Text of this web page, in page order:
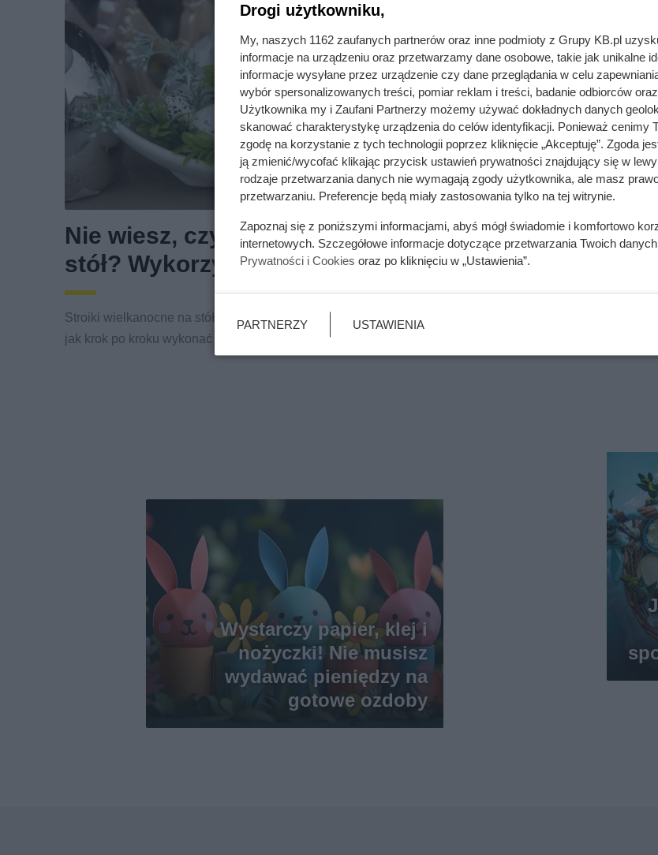
Nie wiesz, czym udekorować wielkanocny
stół? Wykorzystaj te pomysły!
Stroiki wielkanocne na stół – poznaj ciekawe pomysły, sprawdzone porady i dowiedz się,
jak krok po kroku wykonać własną dekorację świąteczną.
Szukasz
sprawdzone
na święta!
Wystarczy papier, klej i
nożyczki! Nie musisz
wydawać pieniędzy na
gotowe ozdoby
Drogi użytkowniku,
My, naszych 1162 zaufanych partnerów oraz inne podmioty z Grupy KB.pl
informacje na urządzeniu oraz przetwarzamy dane osobowe, takie jak unikalne
informacje wysyłane przez urządzenie czy dane przeglądania w celu
wybór spersonalizowanych treści, pomiar reklam i treści, badanie odbiorców
Użytkownika my i Zaufani Partnerzy możemy używać dokładnych danych
skanować charakterystykę urządzenia do celów identyfikacji. Ponieważ cenimy
zgodę na korzystanie z tych technologii poprzez kliknięcie „Akceptuję”. Zgoda
ją zmienić/wycofać klikając przycisk ustawień prywatności znajdujący się w
rodzaje przetwarzania danych nie wymagają zgody użytkownika, ale masz
przetwarzaniu. Preferencje będą miały zastosowania tylko na tej witrynie.
Zapoznaj się z poniższymi informacjami, abyś mógł świadomie i komfortowo
internetowych. Szczegółowe informacje dotyczące przetwarzania Twoich
Prywatności i Cookies oraz po kliknięciu w „Ustawienia”.
PARTNERZY USTAWIENIA